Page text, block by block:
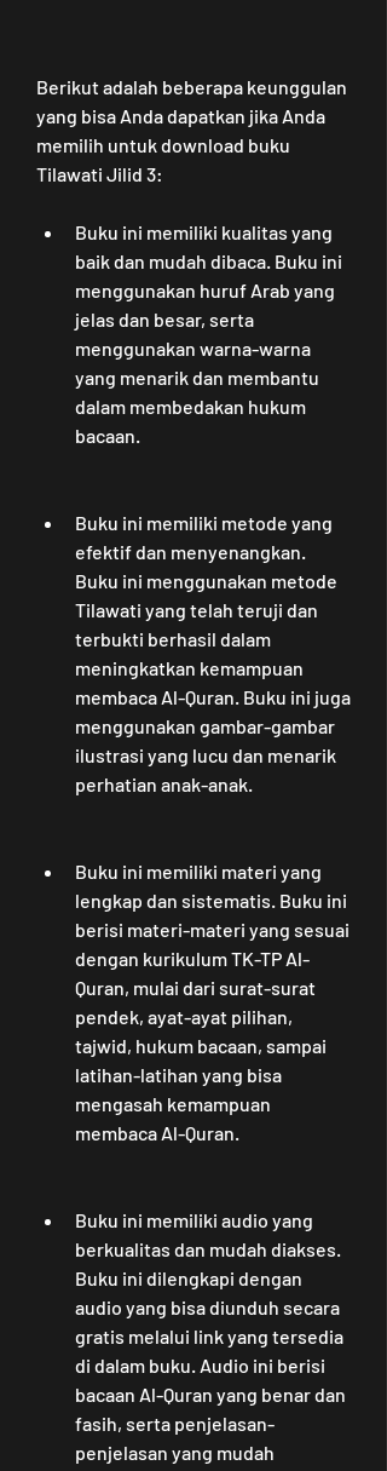
Berikut adalah beberapa keunggulan
yang bisa Anda dapatkan jika Anda
memilih untuk download buku
Tilawati Jilid 3:
Buku ini memiliki kualitas yang
baik dan mudah dibaca. Buku ini
menggunakan huruf Arab yang
jelas dan besar, serta
menggunakan warna-warna
yang menarik dan membantu
dalam membedakan hukum
bacaan.
Buku ini memiliki metode yang
efektif dan menyenangkan.
Buku ini menggunakan metode
Tilawati yang telah teruji dan
terbukti berhasil dalam
meningkatkan kemampuan
membaca Al-Quran. Buku ini juga
menggunakan gambar-gambar
ilustrasi yang lucu dan menarik
perhatian anak-anak.
Buku ini memiliki materi yang
lengkap dan sistematis. Buku ini
berisi materi-materi yang sesuai
dengan kurikulum TK-TP Al-
Quran, mulai dari surat-surat
pendek, ayat-ayat pilihan,
tajwid, hukum bacaan, sampai
latihan-latihan yang bisa
mengasah kemampuan
membaca Al-Quran.
Buku ini memiliki audio yang
berkualitas dan mudah diakses.
Buku ini dilengkapi dengan
audio yang bisa diunduh secara
gratis melalui link yang tersedia
di dalam buku. Audio ini berisi
bacaan Al-Quran yang benar dan
fasih, serta penjelasan-
penjelasan yang mudah